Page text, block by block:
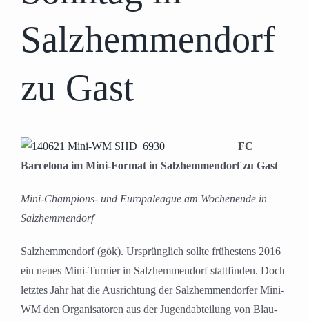
Salzhemmendorf
zu Gast
FC
Barcelona im Mini-Format in Salzhemmendorf zu Gast
Mini-Champions- und Europaleague am Wochenende in
Salzhemmendorf
Salzhemmendorf (gök). Ursprünglich sollte frühestens 2016
ein neues Mini-Turnier in Salzhemmendorf stattfinden. Doch
letztes Jahr hat die Ausrichtung der Salzhemmendorfer Mini-
WM den Organisatoren aus der Jugendabteilung von Blau-